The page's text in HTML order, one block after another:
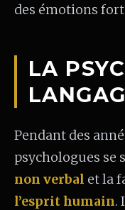
des émotions
LA
Pendant des
psychologues se
non verbal et la
l’esprit humain.